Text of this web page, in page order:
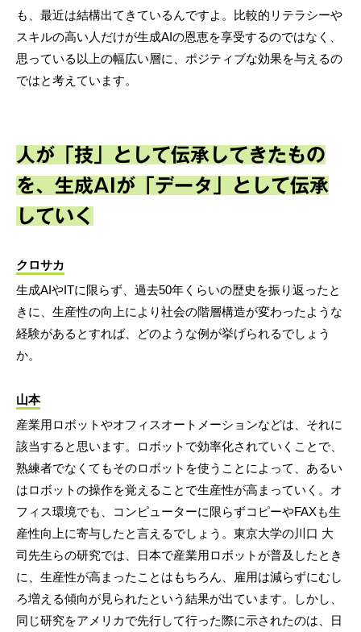
も、最近は結構出てきているんですよ。比較的リテラシーや
スキルの高い人だけが生成AIの恩恵を享受するのではなく、
思っている以上の幅広い層に、ポジティブな効果を与えるの
ではと考えています。
人が「技」として伝承してきたもの
を、生成AIが「データ」として伝承
していく
クロサカ
生成AIやITに限らず、過去50年くらいの歴史を振り返ったと
きに、生産性の向上により社会の階層構造が変わったような
経験があるとすれば、どのような例が挙げられるでしょう
か。
山本
産業用ロボットやオフィスオートメーションなどは、それに
該当すると思います。ロボットで効率化されていくことで、
熟練者でなくてもそのロボットを使うことによって、あるい
はロボットの操作を覚えることで生産性が高まっていく。オ
フィス環境でも、コンピューターに限らずコピーやFAXも生
産性向上に寄与したと言えるでしょう。東京大学の川口 大
司先生らの研究では、日本で産業用ロボットが普及したとき
に、生産性が高まったことはもちろん、雇用は減らずにむし
ろ増える傾向が見られたという結果が出ています。しかし、
同じ研究をアメリカで先行して行った際に示されたのは、日